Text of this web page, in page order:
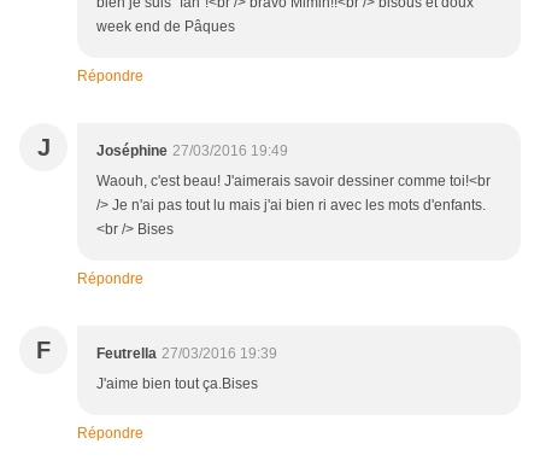
week end de Pâques
Répondre
J Joséphine 27/03/2016 19:49
Waouh, c'est beau! J'aimerais savoir dessiner comme toi!<br
/> Je n'ai pas tout lu mais j'ai bien ri avec les mots d'enfants.
<br /> Bises
Répondre
F Feutrella 27/03/2016 19:39
J'aime bien tout ça.Bises
Répondre